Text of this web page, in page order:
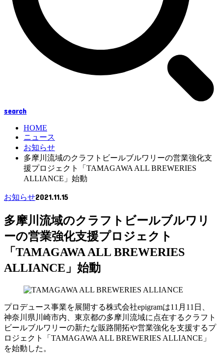
search
HOME
ニュース
お知らせ
多摩川流域のクラフトビールブルワリーの営業強化支
援プロジェクト「TAMAGAWA ALL BREWERIES
ALLIANCE」始動
お知らせ2021.11.15
多摩川流域のクラフトビールブルワリ
ーの営業強化支援プロジェクト
「TAMAGAWA ALL BREWERIES
ALLIANCE」始動
プロデュース事業を展開する株式会社epigramは11月11日、
神奈川県川崎市内、東京都の多摩川流域に点在するクラフト
ビールブルワリーの新たな販路開拓や営業強化を支援するプ
ロジェクト「TAMAGAWA ALL BREWERIES ALLIANCE」
を始動した。